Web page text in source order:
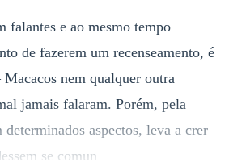
falantes e ao mesmo tempo
de fazerem um recenseamento, é
nem qualquer outra
jamais falaram. Porém, pela
determinados aspectos, leva a crer
se comun